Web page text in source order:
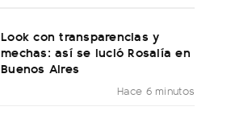
Look con transparencias y
mechas: así se lució Rosalía en
Buenos Aires
Hace 6 minutos